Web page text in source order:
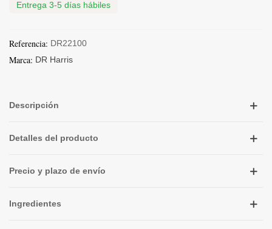
Entrega 3-5 días hábiles
Referencia: DR22100
Marca: DR Harris
Descripción
Detalles del producto
Precio y plazo de envío
Ingredientes